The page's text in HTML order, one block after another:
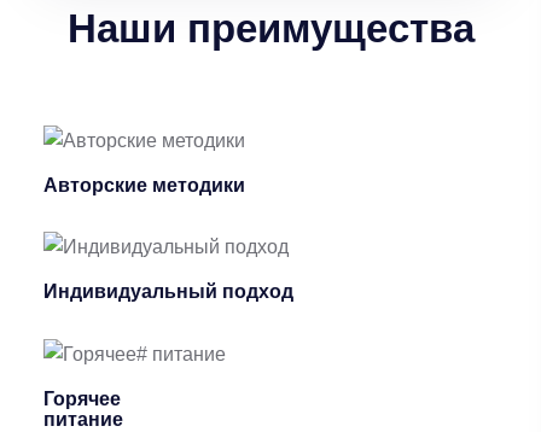
Наши преимущества
Авторские методики
Индивидуальный подход
Горячее
питание